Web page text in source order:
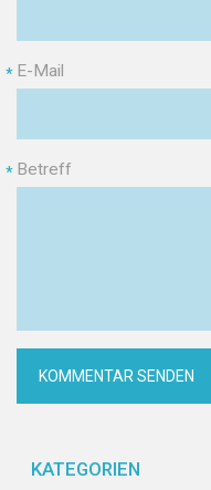
E-Mail
*
Betreff
*
KATEGORIEN